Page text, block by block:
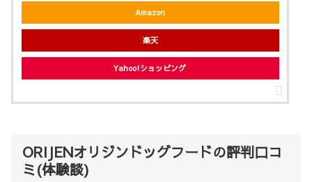
Amazon
楽天
Yahoo!ショッピング
ORIJENオリジンドッグフードの評判口コ
ミ(体験談)